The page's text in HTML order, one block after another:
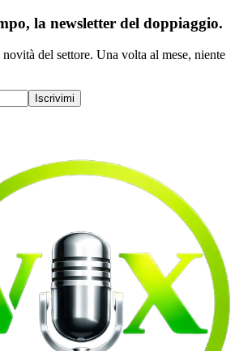
, la newsletter del doppiaggio.
del settore. Una volta al mese, niente
Iscrivimi